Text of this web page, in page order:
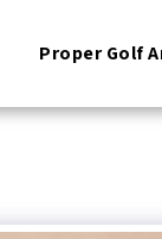
Proper Golf